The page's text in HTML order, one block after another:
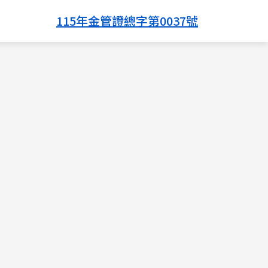
115年金管證總字第0037號